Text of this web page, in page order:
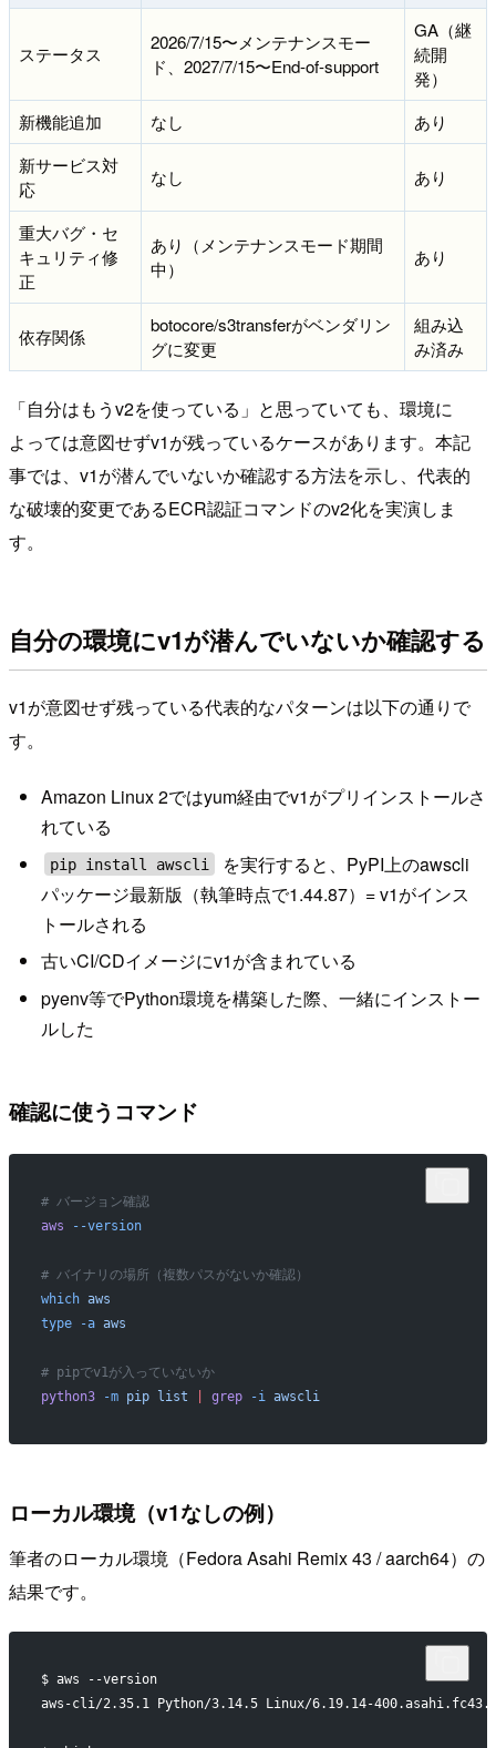
ステータス
2026/7/15〜メンテナンスモー
ド、2027/7/15〜End-of-support
GA（継
続開
発）
新機能追加
なし
あり
新サービス対
応
なし あり
重大バグ・セ
キュリティ修
正
あり（メンテナンスモード期間
中）
あり
依存関係
botocore/s3transferがベンダリン
グに変更
組み込
み済み
「自分はもうv2を使っている」と思っていても、環境に
よっては意図せずv1が残っているケースがあります。本記
事では、v1が潜んでいないか確認する方法を示し、代表的
な破壊的変更であるECR認証コマンドのv2化を実演しま
す。
自分の環境にv1が潜んでいないか確認する
v1が意図せず残っている代表的なパターンは以下の通りで
す。
Amazon Linux 2ではyum経由でv1がプリインストールさ
れている
pip install awscli
を実行すると、PyPI上のawscli
パッケージ最新版（執筆時点で1.44.87）= v1がインス
トールされる
古いCI/CDイメージにv1が含まれている
pyenv等でPython環境を構築した際、一緒にインストー
ルした
確認に使うコマンド
# バージョン確認
aws --version
# バイナリの場所（複数パスがないか確認）
which aws
type -a aws
# pipでv1が入っていないか
python3 -m pip list grep -i awscli
ローカル環境（v1なしの例）
筆者のローカル環境（Fedora Asahi Remix 43 / aarch64）の
結果です。
$ aws --version
aws-cli/2.35.1 Python/3.14.5 Linux/6.19.14-